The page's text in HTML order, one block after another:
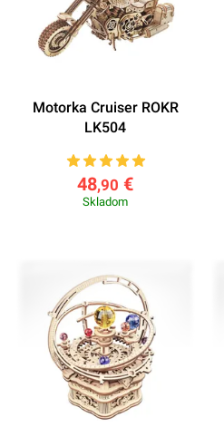
Motorka Cruiser ROKR
LK504
48,90 €
Skladom